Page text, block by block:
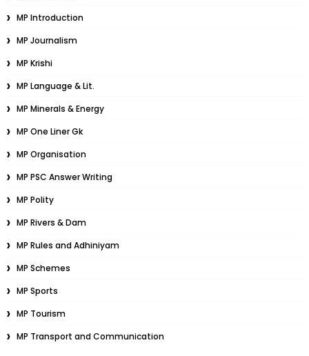
MP Introduction
MP Journalism
MP Krishi
MP Language & Lit.
MP Minerals & Energy
MP One Liner Gk
MP Organisation
MP PSC Answer Writing
MP Polity
MP Rivers & Dam
MP Rules and Adhiniyam
MP Schemes
MP Sports
MP Tourism
MP Transport and Communication